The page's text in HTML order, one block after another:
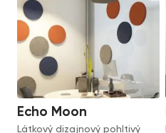
Echo Moon
Látkový dizajnový pohltivý